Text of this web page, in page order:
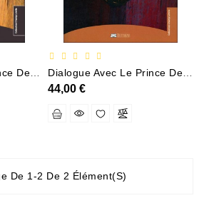
44,00 €
De 1-2 De 2 Élément(s)